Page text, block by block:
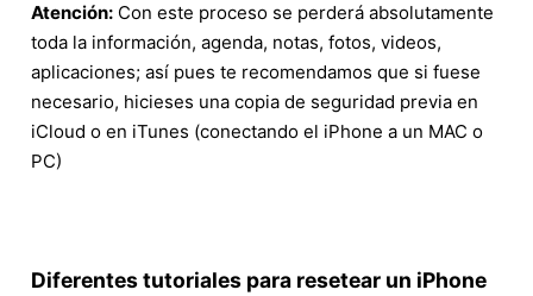
Atención: Con este proceso se perderá absolutamente
toda la información, agenda, notas, fotos, videos,
aplicaciones; así pues te recomendamos que si fuese
necesario, hicieses una copia de seguridad previa en
iCloud o en iTunes (conectando el iPhone a un MAC o
PC)
Diferentes tutoriales para resetear un iPhone